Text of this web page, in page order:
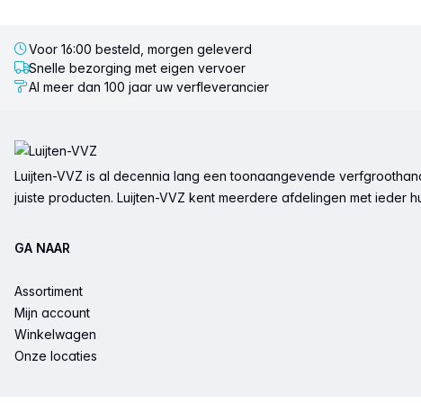
Voor 16:00 besteld, morgen geleverd
Snelle bezorging met eigen vervoer
Al meer dan 100 jaar uw verfleverancier
Luijten-VVZ is al decennia lang een toonaangevende
juiste producten. Luijten-VVZ kent meerdere afdelingen met ieder
GA NAAR
Assortiment
Mijn account
Winkelwagen
Onze locaties